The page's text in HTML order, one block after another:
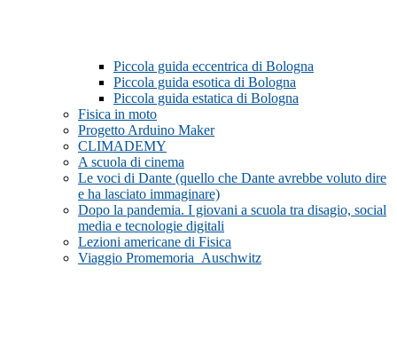
Piccola guida eccentrica di Bologna
Piccola guida esotica di Bologna
Piccola guida estatica di Bologna
Fisica in moto
Progetto Arduino Maker
CLIMADEMY
A scuola di cinema
Le voci di Dante (quello che Dante avrebbe voluto dire
e ha lasciato immaginare)
Dopo la pandemia. I giovani a scuola tra disagio, social
media e tecnologie digitali
Lezioni americane di Fisica
Viaggio Promemoria_Auschwitz